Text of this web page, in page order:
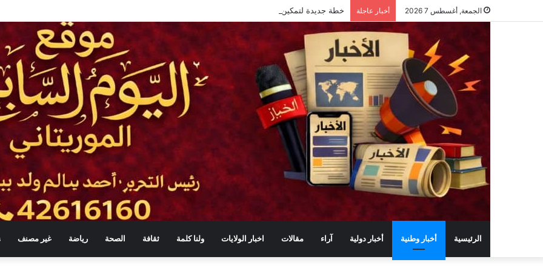
الجمعة, أغسطس 7 2026 أخبار عاجلة خطة جديدة لتمكين شباب الريف: تدريب مهني لـ730 شابًا وشابة في موريتانيا
الرئيسية أخبار وطنية أخبار دولية آراء مقالات اخبار الولايات ولنا كلمة ثقافة الصحة رياضة غير مصنف